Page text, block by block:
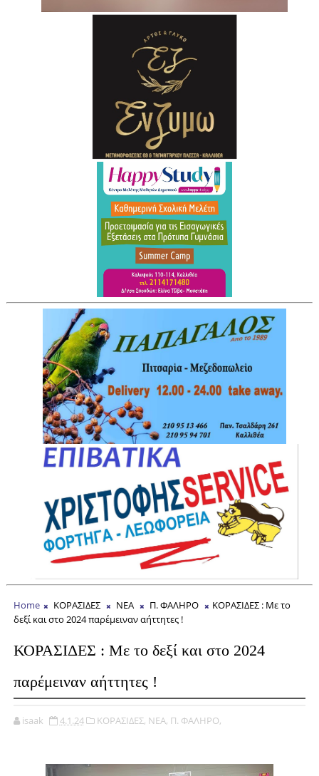
Home ΚΟΡΑΣΙΔΕΣ ΝΕΑ Π. ΦΑΛΗΡΟ
ΚΟΡΑΣΙΔΕΣ : Με το
δεξί και στο 2024 παρέμειναν αήττητες !
ΚΟΡΑΣΙΔΕΣ : Με το δεξί και στο 2024
παρέμειναν αήττητες !
isaak 4.1.24 ΚΟΡΑΣΙΔΕΣ, ΝΕΑ, Π. ΦΑΛΗΡΟ,